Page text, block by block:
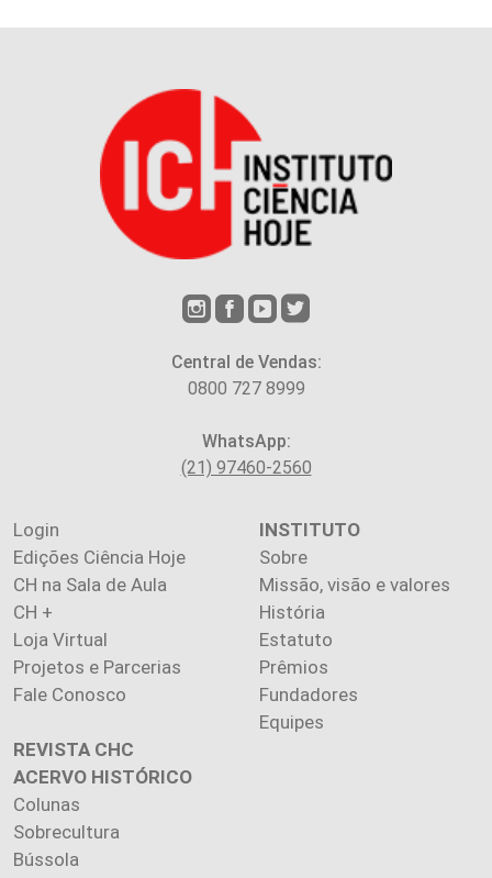
Central de Vendas:
0800 727 8999
WhatsApp:
(21) 97460-2560
Login
Edições Ciência Hoje
CH na Sala de Aula
CH +
Loja Virtual
Projetos e Parcerias
Fale Conosco
INSTITUTO
Sobre
Missão, visão e valores
História
Estatuto
Prêmios
Fundadores
Equipes
REVISTA CHC
ACERVO HISTÓRICO
Colunas
Sobrecultura
Bússola